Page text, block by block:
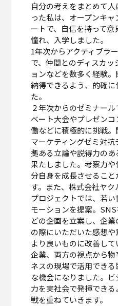
自分の考えをまとめて
った私は、オープンキ
ートで、自信を持って
憧れ、入学しました。
1年次からアクティブラ
で、仲間とのディスカ
ョンなどを数多く経験
納得できるよう、的確
た。
２年次からのゼミナー
ベート大会やプレゼン
働などに積極的に挑戦
マーケティングゼミ対
拠ある立論や説得力の
果たしました。考察力
分自身を成長させるこ
す。また、株式会社ヤ
プロジェクトでは、若
モーションを提案。
どの企画を立案し、企
の際にいただいた感想
より良いものに改善し
企業、両方の視点から
ネスの現場で活用でき
な機会になりました。
力を実社会で発揮でき
戦を重ねていきます。